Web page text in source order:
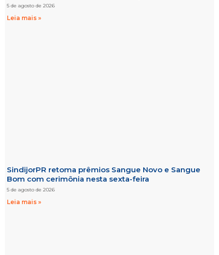
5 de agosto de 2026
Leia mais »
SindijorPR retoma prêmios Sangue Novo e Sangue
Bom com cerimônia nesta sexta-feira
5 de agosto de 2026
Leia mais »